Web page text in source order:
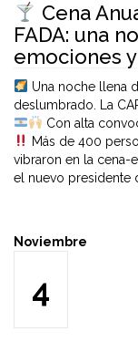
Cena
FADA: una
emociones
Una noche llena
deslumbrado. La
Con alta
Más de 400
vibraron en la cena-
el nuevo presidente
Noviembre
4